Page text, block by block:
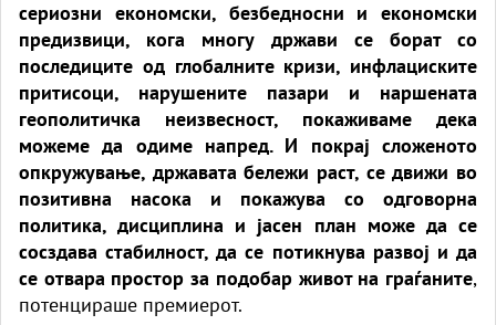
сериозни економски, безбедносни и економски
предизвици, кога многу држави се борат со
последиците од глобалните кризи, инфлациските
притисоци, нарушените пазари и наршената
геополитичка неизвесност, покаживаме дека
можеме да одиме напред. И покрај сложеното
опкружување, државата бележи раст, се движи во
позитивна насока и покажува со одговорна
политика, дисциплина и јасен план може да се
сосздава стабилност, да се потикнува развој и да
се отвара простор за подобар живот на граѓаните,
потенцираше премиерот.